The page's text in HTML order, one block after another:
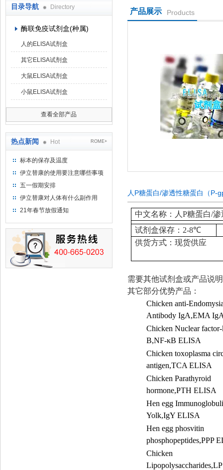
目录导航 Directory
酶联免疫试剂盒(种属)
人的ELISA试剂盒
其它ELISA试剂盒
大鼠ELISA试剂盒
小鼠ELISA试剂盒
查看全部产品
热点新闻 Hot ROME+
标本的保存及温度
伊立替康的使用要注意哪些事项
五一假期安排
伊立替康对人体有什么副作用
21年春节放假通知
产品展示 Products
人P糖蛋白/渗透性糖蛋白（P-
中文名称：人P糖蛋白/
试剂盒保存： 2-8℃
供货方式：现货供应
需要其他试剂盒或产品说
其它部分优势产品：
Chicken anti-
Antibody IgA,EMA
Chicken Nuclear
B,NF-κB ELISA
Chicken toxoplasma
antigen,TCA ELISA
Chicken Parathyroid
hormone,PTH ELISA
Hen egg
Yolk,IgY ELISA
Hen egg phosvitin
phosphopeptides,PPP
Chicken